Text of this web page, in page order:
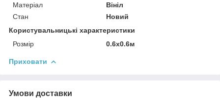
Матеріал
Вініл
Стан
Новий
Користувальницькі характеристики
Розмір
0.6х0.6м
Приховати
Умови доставки